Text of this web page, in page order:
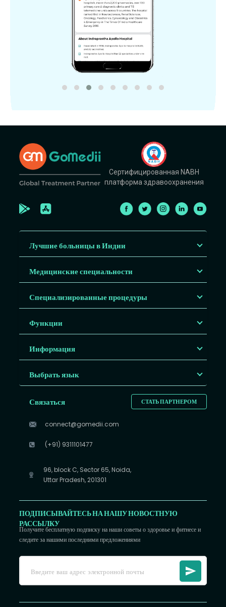
Сертифицированная NABH
платформа здравоохранения
Лучшие больницы в Индии
Медицинские специальности
Специализированные процедуры
Функции
Информация
Выбрать язык
СТАТЬ ПАРТНЕРОМ
Связаться
connect@gomedii.com
(+91) 9311101477
96, block C, Sector 65, Noida,
Uttar Pradesh, 201301
ПОДПИСЫВАЙТЕСЬ НА НАШУ НОВОСТНУЮ
РАССЫЛКУ
Получите бесплатную подписку на наши советы о здоровье и фитнесе и
следите за нашими последними предложениями